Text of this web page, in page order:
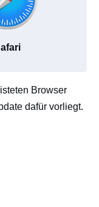
Browser
dafür vorliegt.